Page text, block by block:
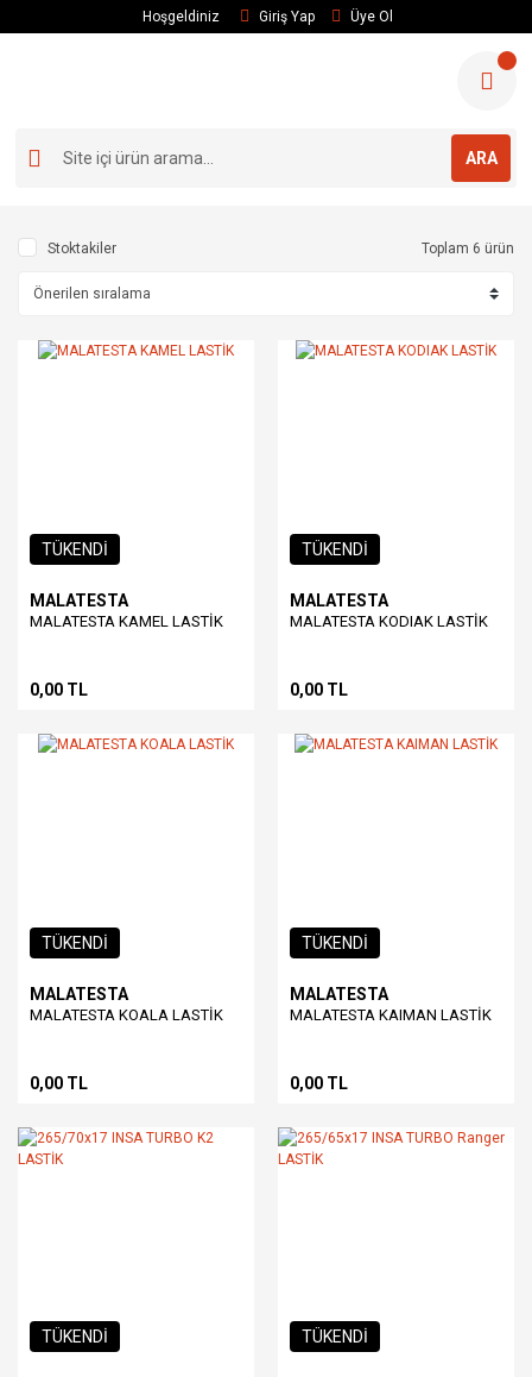
Hoşgeldiniz Giriş Yap Üye Ol
ARA
Stoktakiler Toplam 6 ürün
TÜKENDİ
MALATESTA
MALATESTA KAMEL LASTİK
0,00 TL
TÜKENDİ
MALATESTA
MALATESTA KODIAK LASTİK
0,00 TL
TÜKENDİ
MALATESTA
MALATESTA KOALA LASTİK
0,00 TL
TÜKENDİ
MALATESTA
MALATESTA KAIMAN LASTİK
0,00 TL
TÜKENDİ TÜKENDİ